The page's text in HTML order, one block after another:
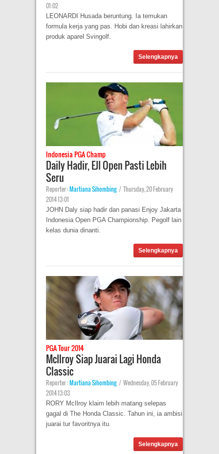
01:02
LEONARDI Husada beruntung. Ia temukan
formula kerja yang pas. Hobi dan kreasi lahirkan
produk aparel Svingolf.
Selengkapnya
Indonesia PGA Champ
Daily Hadir, EJI Open Pasti Lebih
Seru
Reporter :Martiana Sihombing | Thursday, 20 February
2014 13:01
JOHN Daly siap hadir dan panasi Enjoy Jakarta
Indonesia Open PGA Championship. Pegolf lain
kelas dunia dinanti.
Selengkapnya
PGA Tour 2014
McIlroy Siap Juarai Lagi Honda
Classic
Reporter :Martiana Sihombing | Wednesday, 05 February
2014 13:03
RORY McIlroy klaim lebih matang selepas
gagal di The Honda Classic. Tahun ini, ia ambisi
juarai tur favoritnya itu.
Selengkapnya